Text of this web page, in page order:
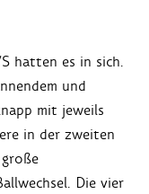
hatten es in sich.
und
mit jeweils
in der zweiten
Die vier